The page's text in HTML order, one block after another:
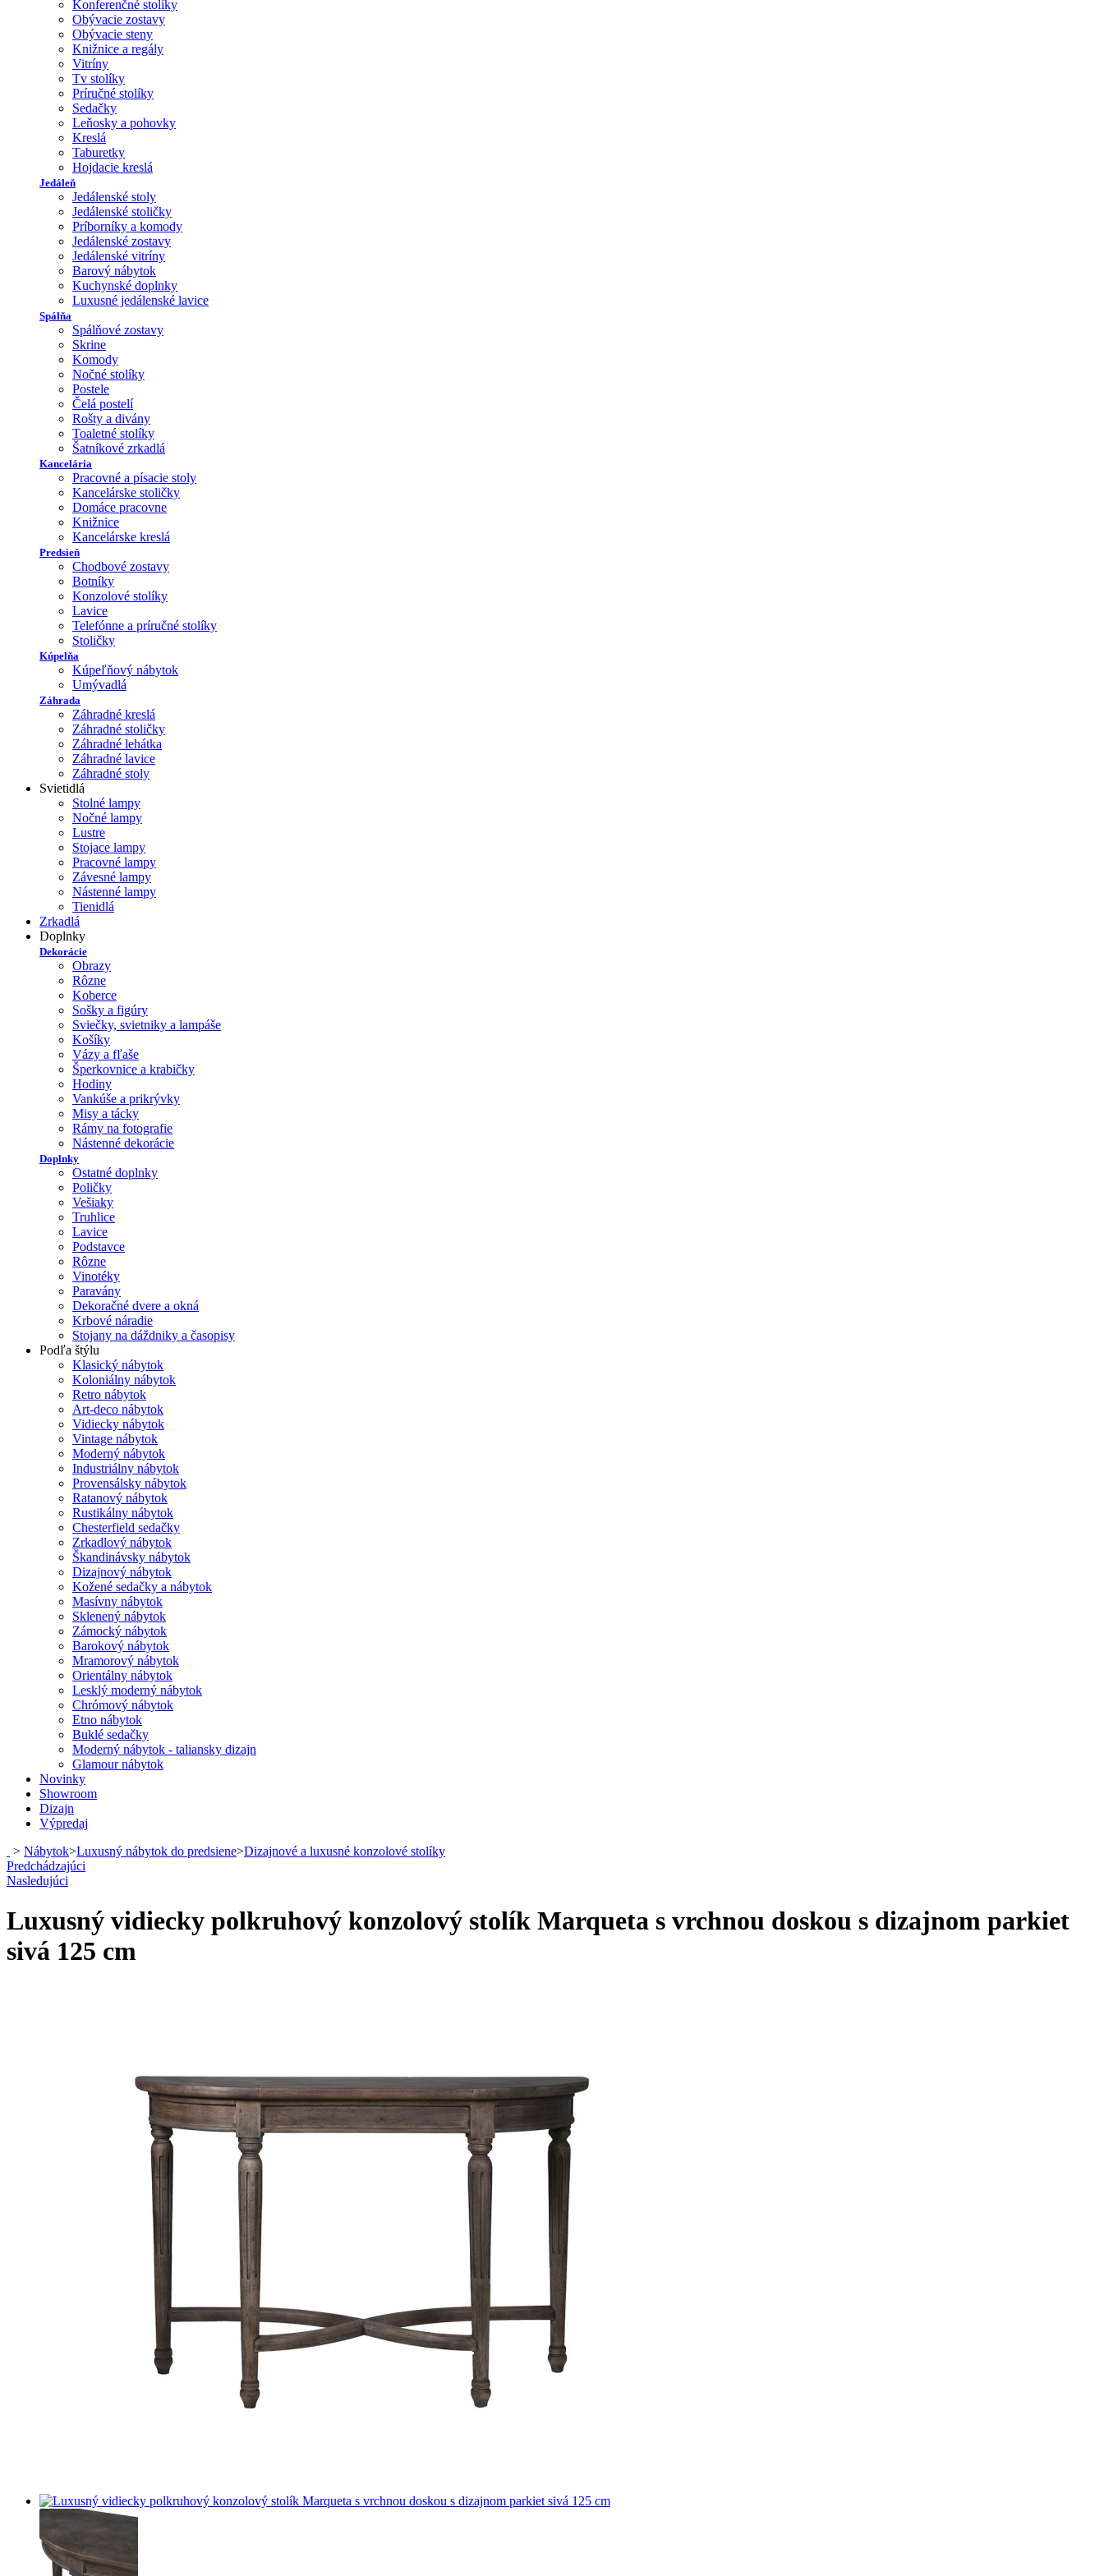
Konferenčné stolíky
Obývacie zostavy
Obývacie steny
Knižnice a regály
Vitríny
Tv stolíky
Príručné stolíky
Sedačky
Leňosky a pohovky
Kreslá
Taburetky
Hojdacie kreslá
Jedáleň
Jedálenské stoly
Jedálenské stoličky
Príborníky a komody
Jedálenské zostavy
Jedálenské vitríny
Barový nábytok
Kuchynské doplnky
Luxusné jedálenské lavice
Spálňa
Spálňové zostavy
Skrine
Komody
Nočné stolíky
Postele
Čelá postelí
Rošty a divány
Toaletné stolíky
Šatníkové zrkadlá
Kancelária
Pracovné a písacie stoly
Kancelárske stoličky
Domáce pracovne
Knižnice
Kancelárske kreslá
Predsieň
Chodbové zostavy
Botníky
Konzolové stolíky
Lavice
Telefónne a príručné stolíky
Stoličky
Kúpelňa
Kúpeľňový nábytok
Umývadlá
Záhrada
Záhradné kreslá
Záhradné stoličky
Záhradné lehátka
Záhradné lavice
Záhradné stoly
Svietidlá
Stolné lampy
Nočné lampy
Lustre
Stojace lampy
Pracovné lampy
Závesné lampy
Nástenné lampy
Tienidlá
Zrkadlá
Doplnky
Dekorácie
Obrazy
Rôzne
Koberce
Sošky a figúry
Sviečky, svietniky a lampáše
Košíky
Vázy a fľaše
Šperkovnice a krabičky
Hodiny
Vankúše a prikrývky
Misy a tácky
Rámy na fotografie
Nástenné dekorácie
Doplnky
Ostatné doplnky
Poličky
Vešiaky
Truhlice
Lavice
Podstavce
Rôzne
Vinotéky
Paravány
Dekoračné dvere a okná
Krbové náradie
Stojany na dáždniky a časopisy
Podľa štýlu
Klasický nábytok
Koloniálny nábytok
Retro nábytok
Art-deco nábytok
Vidiecky nábytok
Vintage nábytok
Moderný nábytok
Industriálny nábytok
Provensálsky nábytok
Ratanový nábytok
Rustikálny nábytok
Chesterfield sedačky
Zrkadlový nábytok
Škandinávsky nábytok
Dizajnový nábytok
Kožené sedačky a nábytok
Masívny nábytok
Sklenený nábytok
Zámocký nábytok
Barokový nábytok
Mramorový nábytok
Orientálny nábytok
Lesklý moderný nábytok
Chrómový nábytok
Etno nábytok
Buklé sedačky
Moderný nábytok - taliansky dizajn
Glamour nábytok
Novinky
Showroom
Dizajn
Výpredaj
> Nábytok>Luxusný nábytok do predsiene>Dizajnové a luxusné konzolové stolíky
Predchádzajúci
Nasledujúci
Luxusný vidiecky polkruhový konzolový stolík Marqueta s vrchnou doskou s dizajnom parkiet
sivá 125 cm